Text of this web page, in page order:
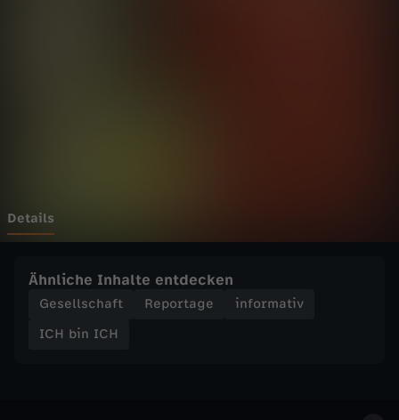
l
n
Details
Ähnliche Inhalte entdecken
Gesellschaft Reportage
informativ
ICH bin ICH